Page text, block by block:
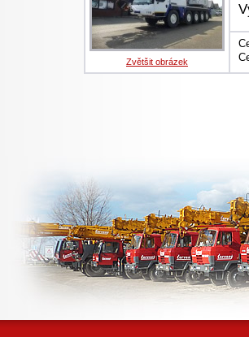
Zvětšit obrázek